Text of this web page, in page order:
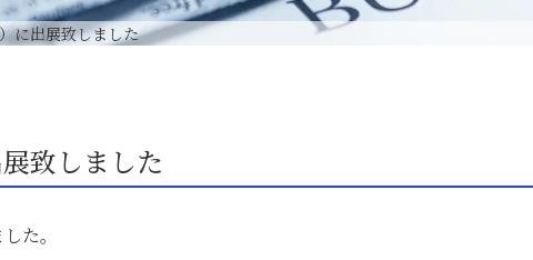
に出展致しました
致しました
た。